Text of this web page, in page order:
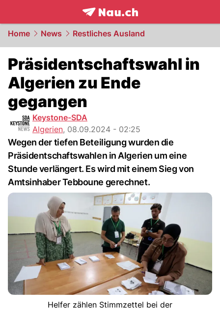
frontpage.NAU.ch
Home News Restliches Ausland
Präsidentschaftswahl in
Algerien zu Ende
gegangen
Keystone-SDA
Algerien, 08.09.2024 - 02:25
Wegen der tiefen Beteiligung wurden die
Präsidentschaftswahlen in Algerien um eine
Stunde verlängert. Es wird mit einem Sieg von
Amtsinhaber Tebboune gerechnet.
Helfer zählen Stimmzettel bei der